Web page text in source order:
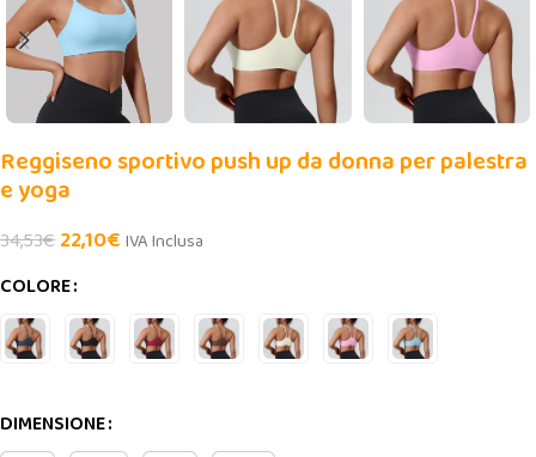
Reggiseno sportivo push up da donna per palestra
e yoga
34,53€22,10€ IVA Inclusa
COLORE
DIMENSIONE